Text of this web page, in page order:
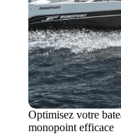
Optimisez votre
monopoint efficace